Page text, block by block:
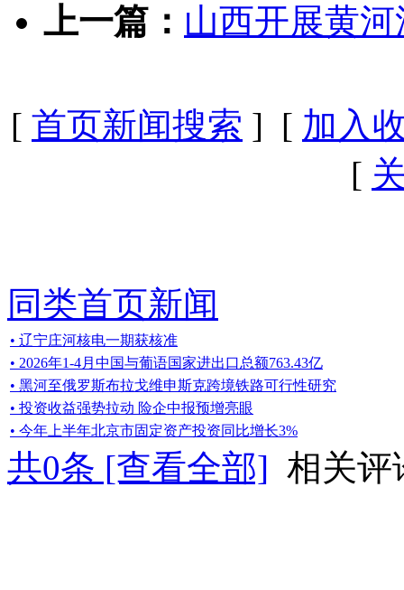
上一篇： 山西开展黄
[ 首页新闻搜索 ] [ 加入
[
同类首页新闻
• 辽宁庄河核电一期获核准
• 2026年1-4月中国与葡语国家进出口总额763.43亿
• 黑河至俄罗斯布拉戈维申斯克跨境铁路可行性研究
• 投资收益强势拉动 险企中报预增亮眼
• 今年上半年北京市固定资产投资同比增长3%
共0条 [查看全部] 相关评